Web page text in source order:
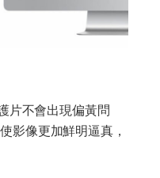
片不會出現偏黃問
影像更加鮮明逼真，